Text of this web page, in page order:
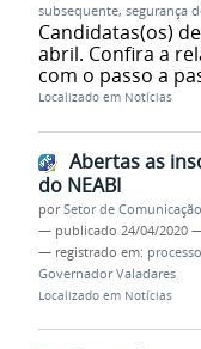
subsequente, segurança
Candidatas(os)
abril. Confira a
com o passo a
Localizado em Notícias
Abertas as
do NEABI
porSetor de Comunicação
— publicado 24/04/2020
— registrado em:
Governador Valadares
Localizado em Notícias